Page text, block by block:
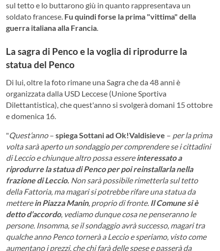
sul tetto e lo buttarono giù in quanto rappresentava un
soldato francese. Fu quindi forse la prima "vittima" della
guerra italiana alla Francia.
La sagra di Penco e la voglia di riprodurre la
statua del Penco
Di lui, oltre la foto rimane una Sagra che da 48 anni è
organizzata dalla USD Leccese (Unione Sportiva
Dilettantistica), che quest'anno si svolgerà domani 15 ottobre
e domenica 16.
"Quest’anno– spiega Sottani ad Ok!Valdisieve – per la prima
volta sarà aperto un sondaggio per comprendere se i cittadini
di Leccio e chiunque altro possa essereinteressato a
riprodurre la statua di Penco per poi reinstallarla nella
frazione di Leccio. Non sarà possibile rimetterla sul tetto
della Fattoria, ma magari si potrebbe rifare una statua da
metterein Piazza Manin, proprio di fronte. Il Comune si è
detto d’accordo, vediamo dunque cosa ne penseranno le
persone. Insomma, se il sondaggio avrà successo, magari tra
qualche anno Penco tornerà a Leccio e speriamo, visto come
aumentano i prezzi, che chi farà delle spese e passerà da